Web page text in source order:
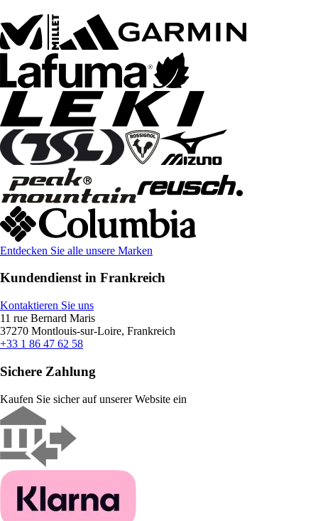
Entdecken Sie alle unsere Marken
Kundendienst in Frankreich
Kontaktieren Sie uns
11 rue Bernard Maris
37270 Montlouis-sur-Loire, Frankreich
+33 1 86 47 62 58
Sichere Zahlung
Kaufen Sie sicher auf unserer Website ein